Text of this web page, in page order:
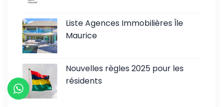
Liste Agences Immobilières Île
Maurice
Nouvelles règles 2025 pour les
résidents